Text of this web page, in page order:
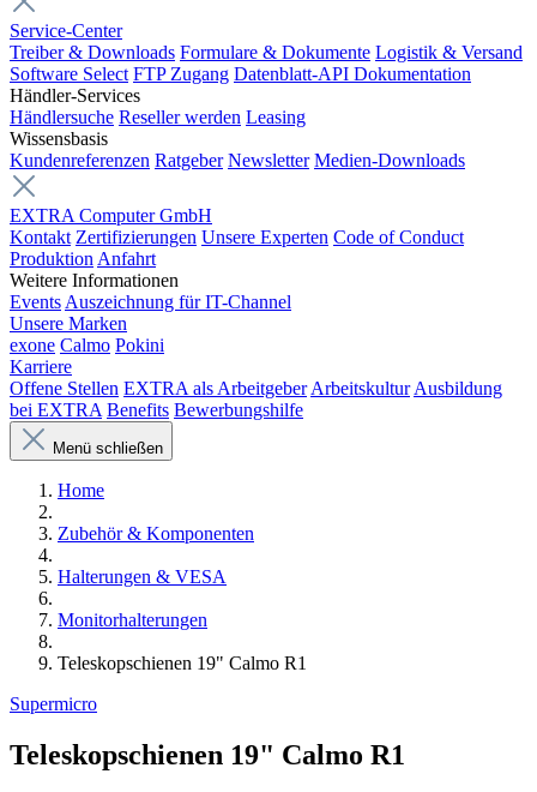
Service-Center
Treiber & Downloads Formulare & Dokumente Logistik & Versand
Software Select FTP Zugang Datenblatt-API Dokumentation
Händler-Services
Händlersuche Reseller werden Leasing
Wissensbasis
Kundenreferenzen Ratgeber Newsletter Medien-Downloads
EXTRA Computer GmbH
Kontakt Zertifizierungen Unsere Experten Code of Conduct
Produktion Anfahrt
Weitere Informationen
Events Auszeichnung für IT-Channel
Unsere Marken
exone Calmo Pokini
Karriere
Offene Stellen EXTRA als Arbeitgeber Arbeitskultur Ausbildung
bei EXTRA Benefits Bewerbungshilfe
Menü schließen
Home
Zubehör & Komponenten
Halterungen & VESA
Monitorhalterungen
Teleskopschienen 19" Calmo R1
Supermicro
Teleskopschienen 19" Calmo R1